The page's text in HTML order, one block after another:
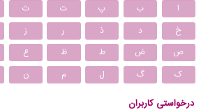
ا ب پ ت ث
خ
د ذ ر ز
ص
ض ط ظ ع
ک
گ ل م ن
درخواستی کاربران